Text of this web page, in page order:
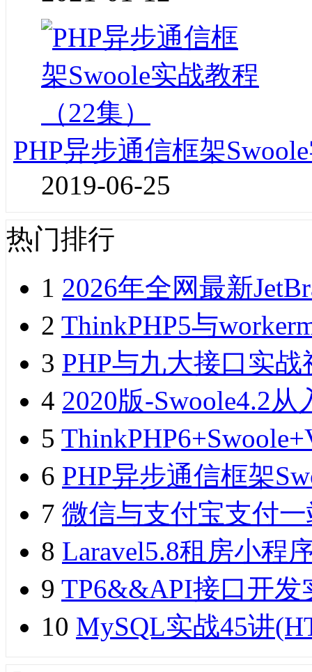
PHP异步通信框架
2019-06-25
热门排行
1 2026年全网最新
2 ThinkPHP5与
3 PHP与九大接口实
4 2020版-Swoole4.2
5
6 PHP异步通信框架
7 微信与支付宝支付
8 Laravel5.8租房小程
9 TP6&&API接口开发
10 MySQL实战45讲